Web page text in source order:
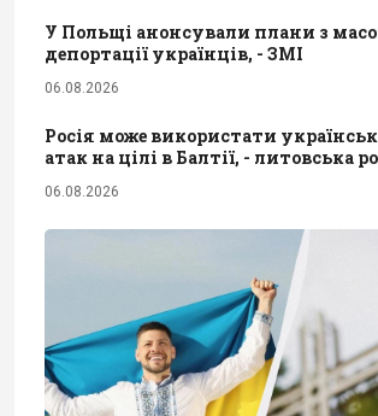
У Польщі анонсували плани з
депортації українців, - ЗМІ
06.08.2026
Росія може використати
атак на цілі в Балтії, - литовська
06.08.2026